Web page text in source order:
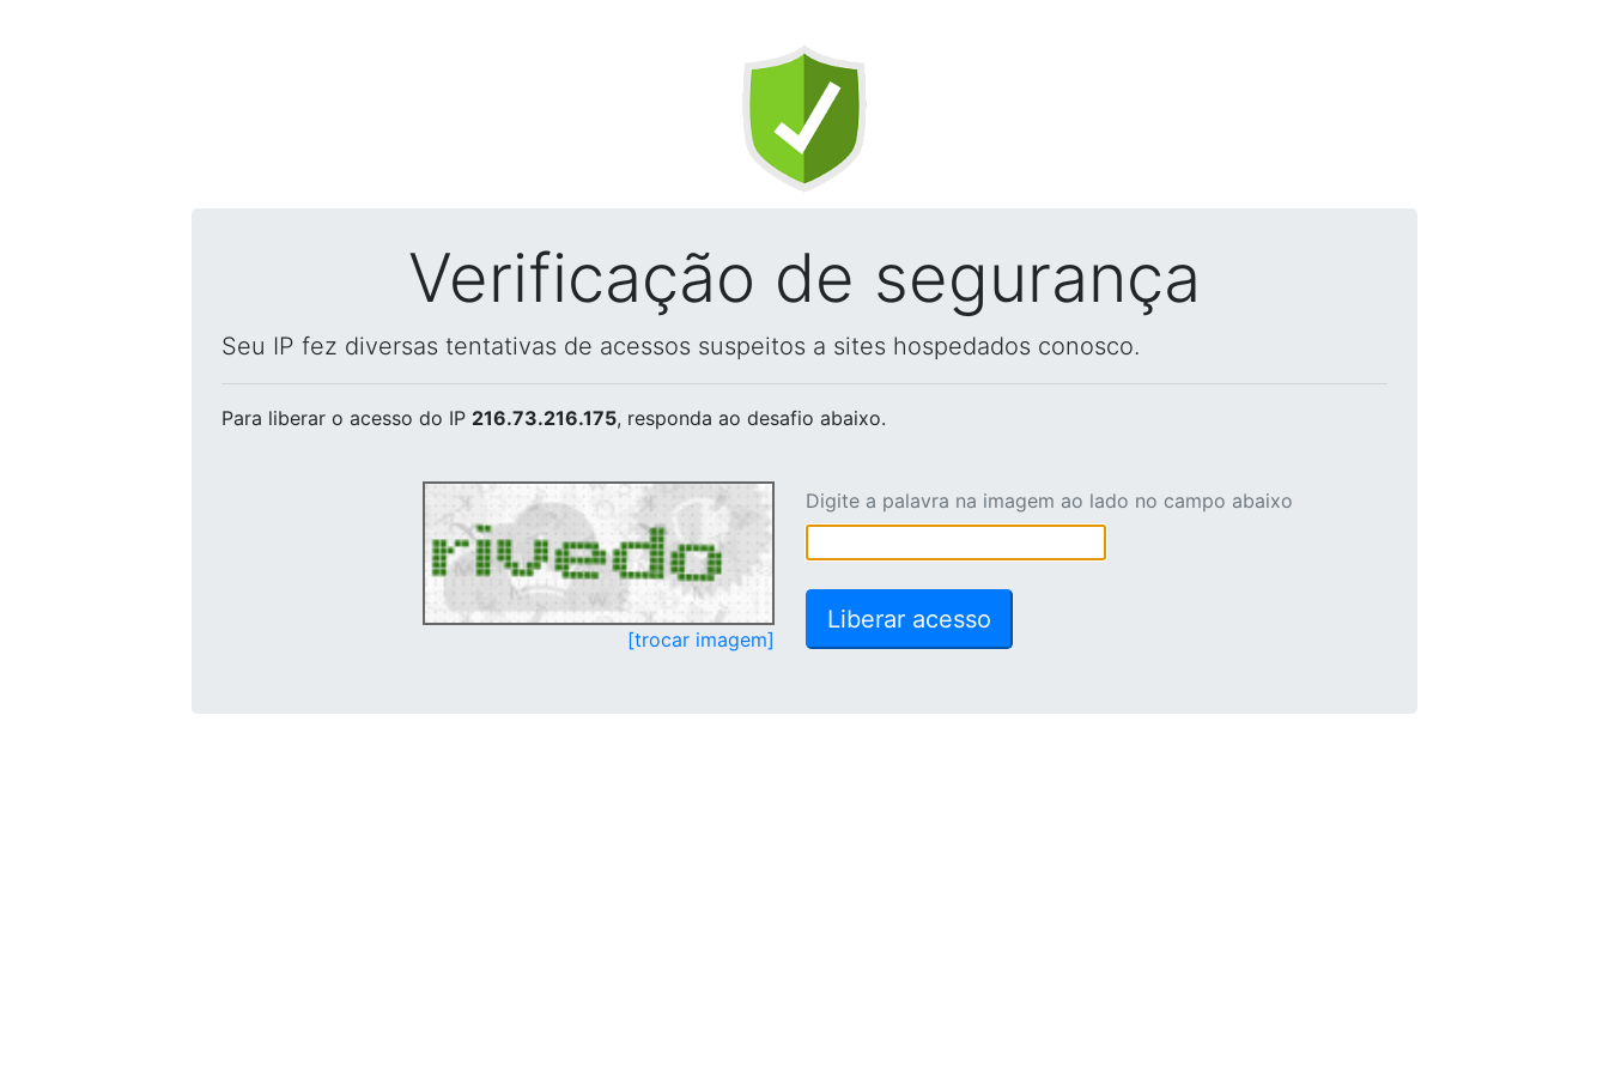
Verificação de segurança
Seu IP fez diversas tentativas de acessos suspeitos a sites hospedados conosco.
Para liberar o acesso do IP 216.73.216.175, responda ao desafio abaixo.
[trocar imagem]
Digite a palavra na imagem ao lado no campo abaixo